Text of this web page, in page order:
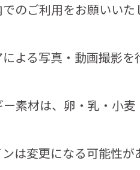
のご利用をお願いいた
よる写真・動画撮影
素材は、卵・乳・小
は変更になる可能性が